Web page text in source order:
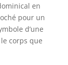
en
pour un
d’une
corps que